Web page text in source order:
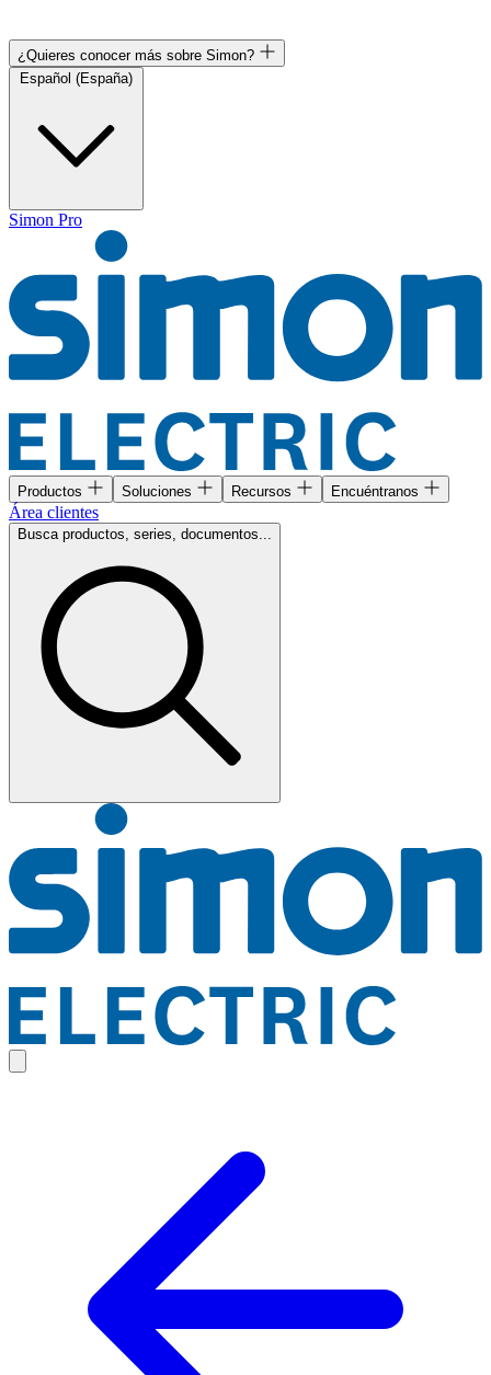
¿Quieres conocer más sobre Simon?
Simon Pro
Productos Soluciones Recursos Encuéntranos
Área clientes
Busca productos, series, documentos...